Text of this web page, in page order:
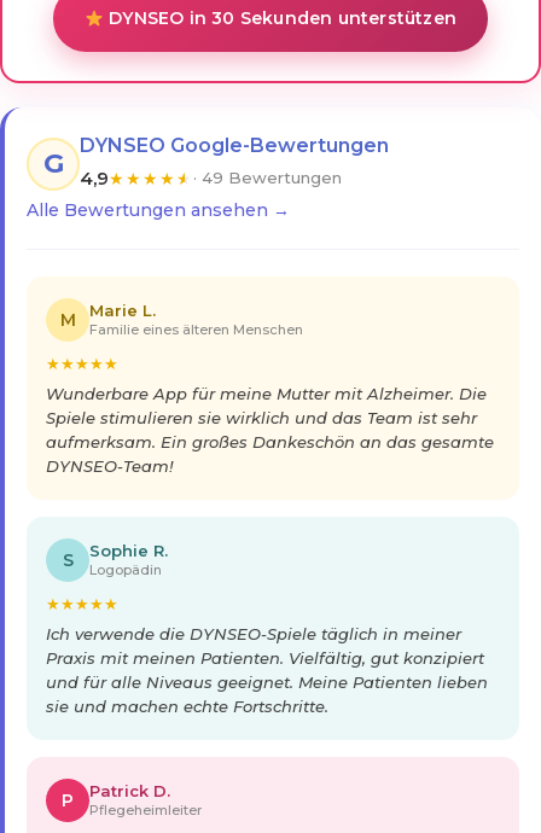
DYNSEO in 30 Sekunden unterstützen
G
DYNSEO Google-Bewertungen
4,9★★★★★ · 49 Bewertungen
Alle Bewertungen ansehen →
M Marie L.
Familie eines älteren Menschen
★★★★★
Wunderbare App für meine Mutter mit Alzheimer. Die
Spiele stimulieren sie wirklich und das Team ist sehr
aufmerksam. Ein großes Dankeschön an das gesamte
DYNSEO-Team!
S Sophie R.
Logopädin
★★★★★
Ich verwende die DYNSEO-Spiele täglich in meiner
Praxis mit meinen Patienten. Vielfältig, gut konzipiert
und für alle Niveaus geeignet. Meine Patienten lieben
sie und machen echte Fortschritte.
P Patrick D.
Pflegeheimleiter